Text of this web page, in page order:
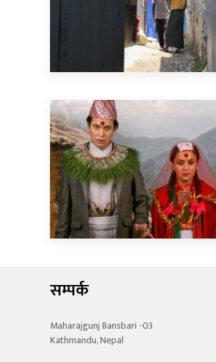
सम्पर्क
Maharajgunj Bansbari -03
Kathmandu, Nepal